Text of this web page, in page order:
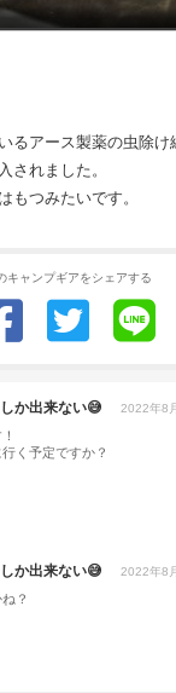
るアース製薬の虫除
されました。
もつみたいです。
キャンプギアをシェアする
か出来ない😅 2022年8
く予定ですか？
か出来ない😅 2022年8
？